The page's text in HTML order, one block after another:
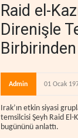
Raid el-
Direnişle
Birbirinden
Admin 01 Ocak
Irak’ın etkin siyasi
temsilcisi Şeyh Raid El-
bugününü anlattı.